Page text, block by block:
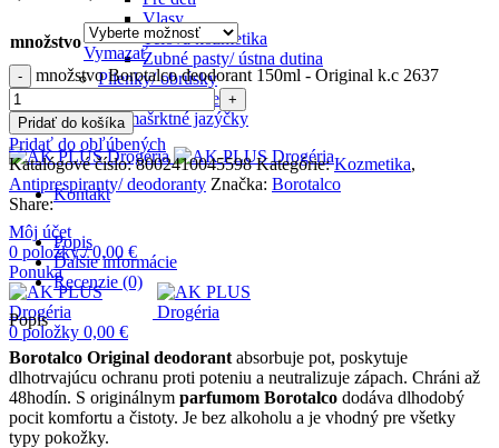
Vlasy
Telová kozmetika
Zubné pasty/ ústna dutina
Plienky/ obrúsky
Hygienické potreby
Pre mašrktné jazýčky
Kontakt
Môj účet
0 položky / 0,00 €
Ponuka
0položky 0,00 €
množstvo
Vymazať
množstvo Borotalco deodorant 150ml - Original k.c 2637
Pridať do košíka
Pridať do obľúbených
Katalógové číslo:8002410045598Kategórie: Kozmetika,
Antiprespiranty/ deodoranty Značka: Borotalco
Share:
Popis
Ďalšie informácie
Recenzie (0)
Popis
Borotalco Original deodorant absorbuje pot, poskytuje
dlhotrvajúcu ochranu proti poteniu a neutralizuje zápach. Chráni až
48hodín. S originálnym parfumom Borotalco dodáva dlhodobý
pocit komfortu a čistoty. Je bez alkoholu a je vhodný pre všetky
typy pokožky.